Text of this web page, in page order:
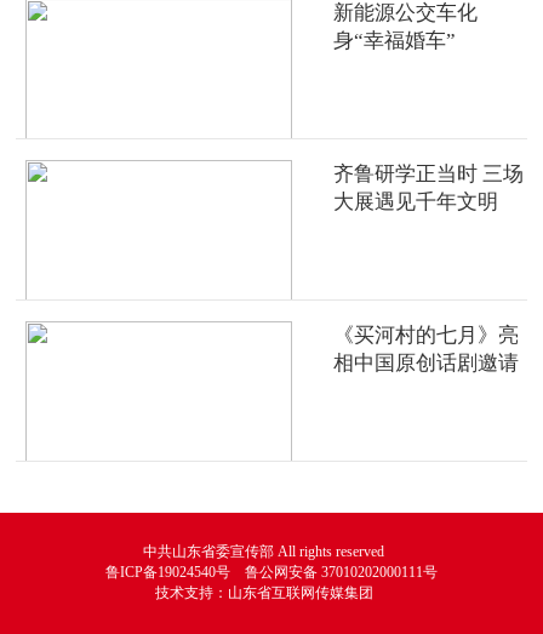
新能源公交车化
身“幸福婚车”
齐鲁研学正当时 三场
大展遇见千年文明
《买河村的七月》亮
相中国原创话剧邀请
中共山东省委宣传部 All rights reserved
鲁ICP备19024540号 鲁公网安备 37010202000111号
技术支持：山东省互联网传媒集团